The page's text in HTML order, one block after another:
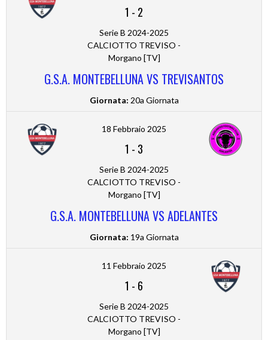
1 - 2
Serie B 2024-2025
CALCIOTTO TREVISO -
Morgano [TV]
G.S.A. MONTEBELLUNA VS TREVISANTOS
Giornata: 20a Giornata
18 Febbraio 2025
1 - 3
Serie B 2024-2025
CALCIOTTO TREVISO -
Morgano [TV]
G.S.A. MONTEBELLUNA VS ADELANTES
Giornata: 19a Giornata
11 Febbraio 2025
1 - 6
Serie B 2024-2025
CALCIOTTO TREVISO -
Morgano [TV]